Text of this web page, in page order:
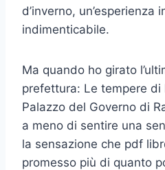
d’inverno, un’esperienza
indimenticabile.
Ma quando ho girato
prefettura: Le tempere di
Palazzo del Governo di
a meno di sentire una
la sensazione che pdf
promesso più di quanto